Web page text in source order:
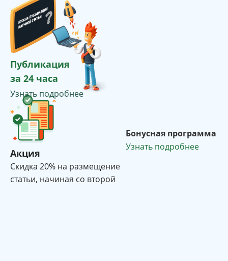
Публикация
за 24 часа
Узнать подробнее
Акция
Cкидка 20% на размещение
статьи, начиная со второй
Бонусная программа
Узнать подробнее